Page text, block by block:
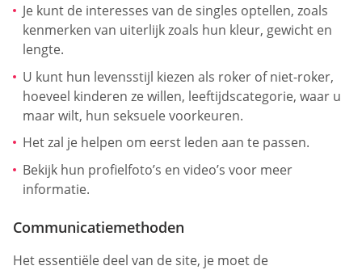
Je kunt de interesses van de singles optellen, zoals
kenmerken van uiterlijk zoals hun kleur, gewicht en
lengte.
U kunt hun levensstijl kiezen als roker of niet-roker,
hoeveel kinderen ze willen, leeftijdscategorie, waar u
maar wilt, hun seksuele voorkeuren.
Het zal je helpen om eerst leden aan te passen.
Bekijk hun profielfoto’s en video’s voor meer
informatie.
Communicatiemethoden
Het essentiële deel van de site, je moet de